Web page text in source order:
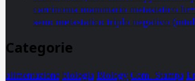
carcinoma mammario metastatico
seno metastatico triplo negativo
Categorie
alimentazione biologia Biology Com. Stampa